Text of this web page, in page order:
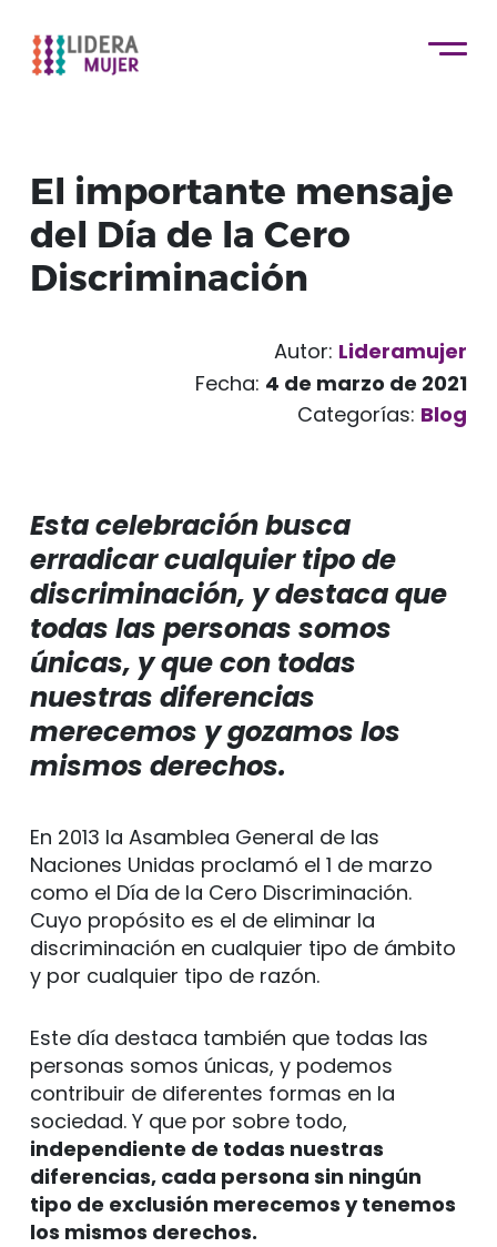
El importante mensaje
del Día de la Cero
Discriminación
Autor: Lideramujer
Fecha: 4 de marzo de 2021
Categorías: Blog
Esta celebración busca
erradicar cualquier tipo de
discriminación, y destaca que
todas las personas somos
únicas, y que con todas
nuestras diferencias
merecemos y gozamos los
mismos derechos.
En 2013 la Asamblea General de las
Naciones Unidas proclamó el 1 de marzo
como el Día de la Cero Discriminación.
Cuyo propósito es el de eliminar la
discriminación en cualquier tipo de ámbito
y por cualquier tipo de razón.
Este día destaca también que todas las
personas somos únicas, y podemos
contribuir de diferentes formas en la
sociedad. Y que por sobre todo,
independiente de todas nuestras
diferencias, cada persona sin ningún
tipo de exclusión merecemos y tenemos
los mismos derechos.